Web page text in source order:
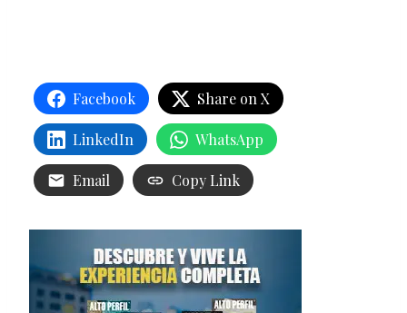
Facebook Share on X
LinkedIn WhatsApp
Email Copy Link